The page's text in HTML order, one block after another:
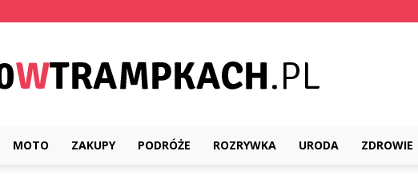
30wtrampkach.pl
MOTO ZAKUPY PODRÓŻE ROZRYWKA URODA ZDROWIE